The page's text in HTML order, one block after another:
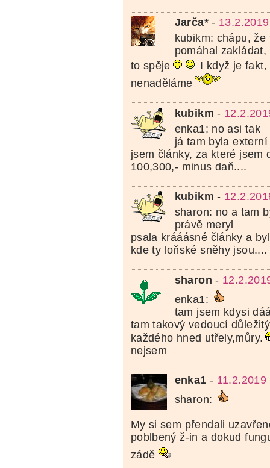
Jarča*-
kubikm: chápu,
pomáhal
to spěje
I když je
nenaděláme
kubikm -
enka1: no asi tak
já tam byla
jsem články, za které jsem
100,300,- minus daň....
kubikm -
sharon: no a tam
právě meryl
psala krááásné články a
kde ty loňské sněhy jsou....
sharon -
enka1:
tam jsem kdysi
tam takový vedoucí
každého hned utřely,můry.
nejsem
enka1 - 11.2.2019
sharon:
My si sem přendali
poblbený ž-in a dokud
zádě